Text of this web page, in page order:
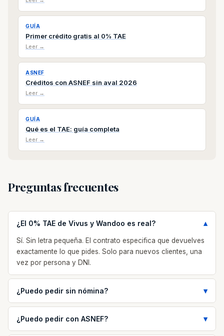
GUÍA
Primer crédito gratis al 0% TAE
Leer →
ASNEF
Créditos con ASNEF sin aval 2026
Leer →
GUÍA
Qué es el TAE: guía completa
Leer →
Preguntas frecuentes
¿El 0% TAE de Vivus y Wandoo es real?
Sí. Sin letra pequeña. El contrato especifica que devuelves
exactamente lo que pides. Solo para nuevos clientes, una
vez por persona y DNI.
¿Puedo pedir sin nómina?
¿Puedo pedir con ASNEF?